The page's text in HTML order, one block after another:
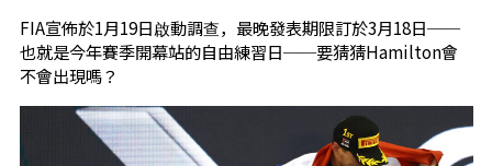
FIA宣佈於1月19日啟動調查，最晚發表期限訂於3月18日──
也就是今年賽季開幕站的自由練習日──要猜猜Hamilton會
不會出現嗎？